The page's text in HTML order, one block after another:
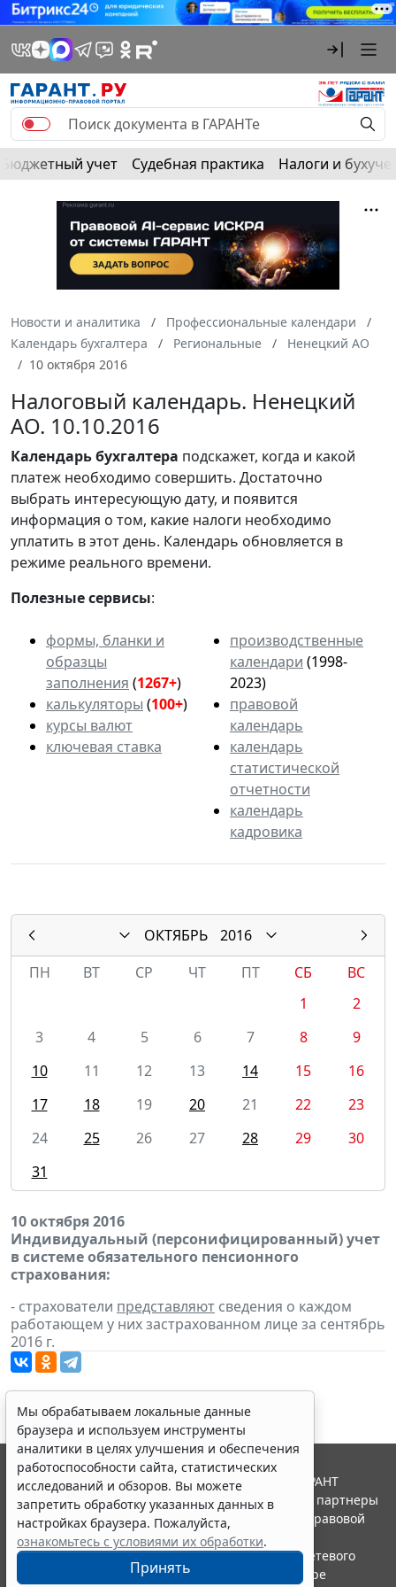
Бюджетный учет Судебная практика Налоги и
Новости и аналитика
Профессиональные календари
Календарь бухгалтера
Региональные
Ненецкий АО
10 октября 2016
Налоговый календарь. Ненецкий
АО. 10.10.2016
Календарьбухгалтера подскажет, когда и какой
платеж необходимо совершить. Достаточно
выбрать интересующую дату, и появится
информация о том, какие налоги необходимо
уплатить в этот день. Календарь обновляется в
режиме реального времени.
Полезные сервисы:
формы, бланки и
образцы
заполнения (1267+)
калькуляторы (100+)
курсы валют
ключевая ставка
производственные
календари (1998-
2023)
правовой
календарь
календарь
статистической
отчетности
календарь
кадровика
ОКТЯБРЬ
2016
ПН
ВТ СР ЧТ ПТ СБ
ВС
1
2
3
4 5 6 7 8
9
10
11 12 13 14 15
16
17
18 19 20 21 22
23
24
25 26 27 28 29
30
31
10 октября 2016
Индивидуальный (персонифицированный) учет
в системе обязательного пенсионного
страхования:
- страхователи представляют сведения о каждом
работающем у них застрахованном лице за сентябрь
2016 г.
Мы обрабатываем локальные данные
браузера и используем инструменты
аналитики в целях улучшения и обеспечения
работоспособности сайта, статистических
исследований и обзоров. Вы можете
запретить обработку указанных данных в
настройках браузера. Пожалуйста,
ознакомьтесь с условиями их обработки.
Принять
© ООО "НПП "ГАРАНТ-СЕРВИС", 2026. Система ГАРАНТ
выпускается с 1990 года. Компания "Гарант" и ее партнеры
являются участниками Российской ассоциации правовой
информации ГАРАНТ.
Портал ГАРАНТ.РУ зарегистрирован в качестве сетевого
издания Федеральной службой по надзору в сфере